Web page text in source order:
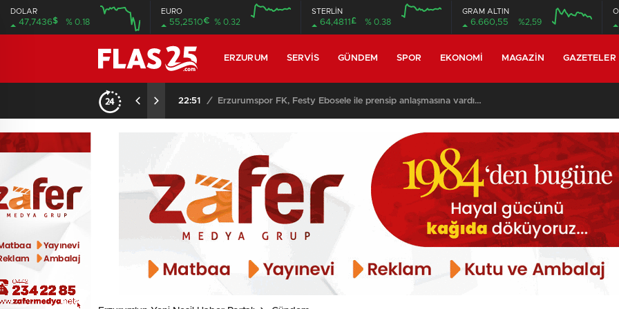
DOLAR
47,7436$ % 0.18
EURO
55,2510€ % 0.32
STERLİN
64,4811 £ % 0.38
GRAM ALTIN
6.660,55 %2,59
ERZURUM SERVIS GÜNDEM SPOR EKONOMI MAGAZIN GAZETELER
22:51 / Erzurumspor FK, Festy Ebosele ile prensip anlaşmasına vardı…